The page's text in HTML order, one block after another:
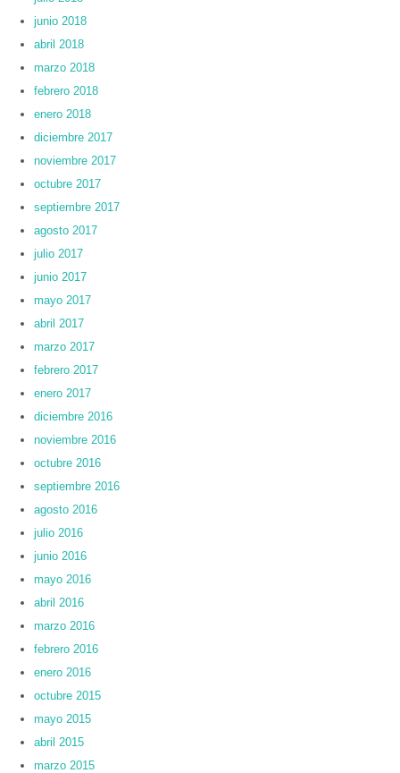
junio 2018
abril 2018
marzo 2018
febrero 2018
enero 2018
diciembre 2017
noviembre 2017
octubre 2017
septiembre 2017
agosto 2017
julio 2017
junio 2017
mayo 2017
abril 2017
marzo 2017
febrero 2017
enero 2017
diciembre 2016
noviembre 2016
octubre 2016
septiembre 2016
agosto 2016
julio 2016
junio 2016
mayo 2016
abril 2016
marzo 2016
febrero 2016
enero 2016
octubre 2015
mayo 2015
abril 2015
marzo 2015